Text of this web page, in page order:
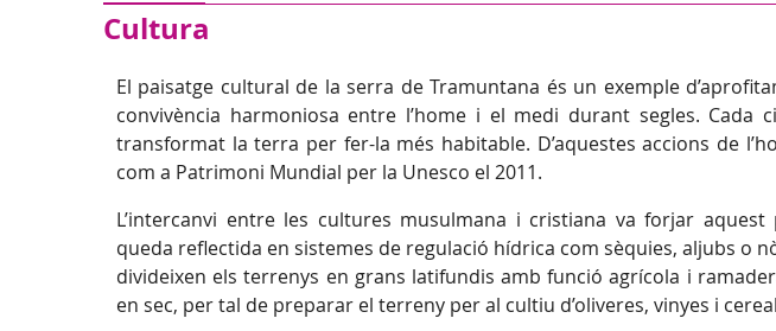
Cultura
El paisatge cultural de la serra de Tramuntana és un exemple
convivència harmoniosa entre l’home i el medi durant segles. Cada
transformat la terra per fer-la més habitable. D’aquestes accions de
com a Patrimoni Mundial per la Unesco el 2011.
L’intercanvi entre les cultures musulmana i cristiana va forjar
queda reflectida en sistemes de regulació hídrica com sèquies, aljubs o
divideixen els terrenys en grans latifundis amb funció agrícola i
en sec, per tal de preparar el terreny per al cultiu d’oliveres, vinyes i